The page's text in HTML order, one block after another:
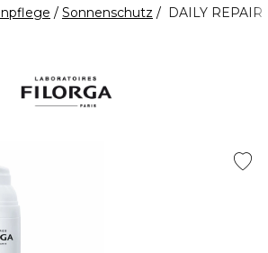
Sonnenschutz DAILY